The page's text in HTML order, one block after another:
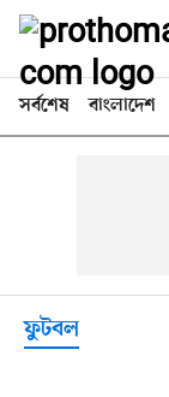
সর্বশেষ বাংলাদেশ
ফুটবল